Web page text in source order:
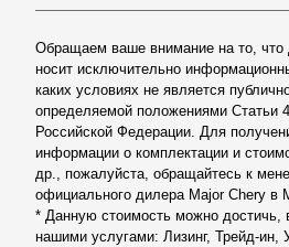
Обращаем ваше внимание на то, что
носит исключительно
каких условиях не является
определяемой положениями Статьи
Российской Федерации. Для
информации о комплектации и
др., пожалуйста, обращайтесь к
официального дилера Major Chery в
* Данную стоимость можно достичь,
нашими услугами: Лизинг, Трейд-ин,